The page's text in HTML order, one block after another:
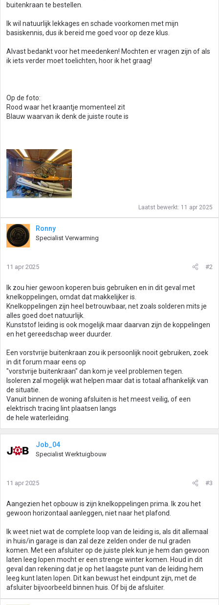
buitenkraan te bestellen.
Ik wil natuurlijk lekkages en schade voorkomen met mijn
basiskennis, dus ik bereid me goed voor op deze klus.
Alvast bedankt voor het meedenken! Mochten er vragen zijn of als
ik iets verder moet toelichten, hoor ik het graag!
Op de foto:
Rood waar het kraantje momenteel zit
Blauw waarvan ik denk de juiste route is
Laatst bewerkt: 11 apr 2025
Ronny
Specialist Verwarming
11 apr 2025 #2
Ik zou hier gewoon koperen buis gebruiken en in dit geval met
knelkoppelingen, omdat dat makkelijker is.
Knelkoppelingen zijn heel betrouwbaar, net zoals solderen mits je
alles goed doet natuurlijk.
Kunststof leiding is ook mogelijk maar daarvan zijn de koppelingen
en het gereedschap weer duurder.
Een vorstvrije buitenkraan zou ik persoonlijk nooit gebruiken, zoek
in dit forum maar eens op
"vorstvrije buitenkraan" dan kom je veel problemen tegen.
Isoleren zal mogelijk wat helpen maar dat is totaal afhankelijk van
de situatie.
Vanuit binnen de woning afsluiten is het meest veilig, of een
elektrisch tracing lint plaatsen langs
de hele waterleiding.
Job_04
Specialist Werktuigbouw
11 apr 2025 #3
Aangezien het opbouw is zijn knelkoppelingen prima. Ik zou het
gewoon horizontaal aanleggen, niet naar het plafond.
Ik weet niet wat de complete loop van de leiding is, als dit allemaal
in huis/in garage is dan zal deze zelden onder de nul graden
komen. Met een afsluiter op de juiste plek kun je hem dan gewoon
laten leeg lopen mocht er een strenge winter komen. Houd in dit
geval dan rekening dat je op het laagste punt van de leiding hem
leeg kunt laten lopen. Dit kan bewust het eindpunt zijn, met de
afsluiter bijvoorbeeld binnen huis. Of bij de afsluiter.